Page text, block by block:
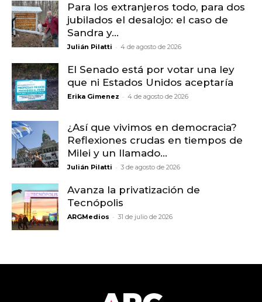
Para los extranjeros todo, para dos
jubilados el desalojo: el caso de
Sandra y...
Julián Pilatti - 4 de agosto de 2026
El Senado está por votar una ley
que ni Estados Unidos aceptaría
Erika Gimenez - 4 de agosto de 2026
¿Así que vivimos en democracia?
Reflexiones crudas en tiempos de
Milei y un llamado...
Julián Pilatti - 3 de agosto de 2026
Avanza la privatización de
Tecnópolis
ARGMedios - 31 de julio de 2026